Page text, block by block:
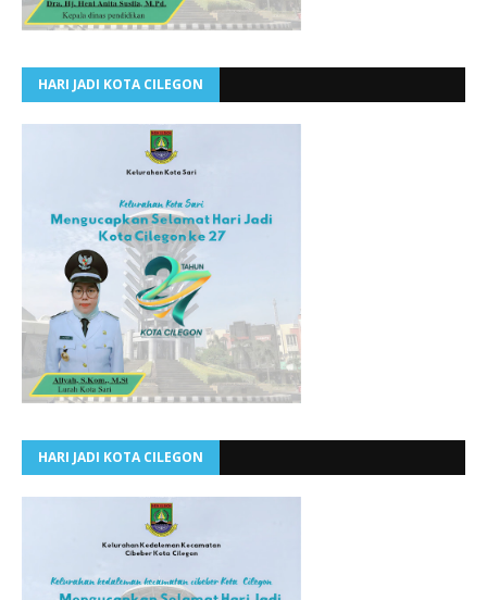
HARI JADI KOTA CILEGON
HARI JADI KOTA CILEGON